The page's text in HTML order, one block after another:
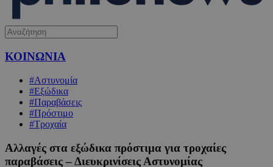
ΚΟΙΝΩΝΙΑ
#Αστυνομία
#Εξώδικα
#Παραβάσεις
#Πρόστιμο
#Τροχαία
Αλλαγές στα εξώδικα πρόστιμα για τροχαίες
παραβάσεις – Διευκρινίσεις Αστυνομίας